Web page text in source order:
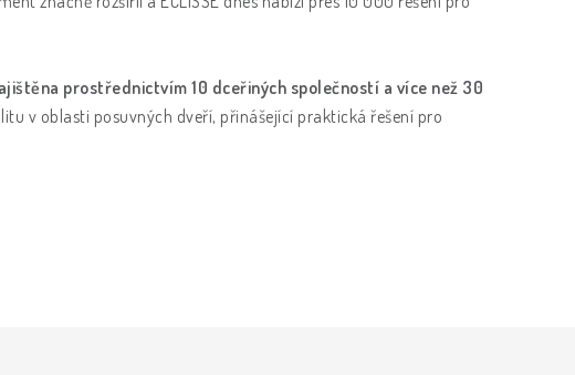
prostřednictvím 10 dceřiných společností a více než 30
v oblasti posuvných dveří, přinášející praktická řešení pro